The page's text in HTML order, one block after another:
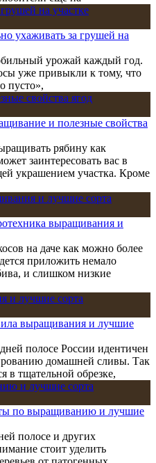
ухаживать за грушей на
урожай каждый год.
уже привыкли к тому, что
пусто»,
и полезные свойства
рябину как
заинтересовать вас в
украшением участка. Кроме
выращивания и
на даче как можно более
приложить немало
и слишком низкие
выращивания и лучшие
полосе России идентичен
домашней сливы. Так
в тщательной обрезке,
по выращиванию и лучшие
полосе и других
стоит уделить